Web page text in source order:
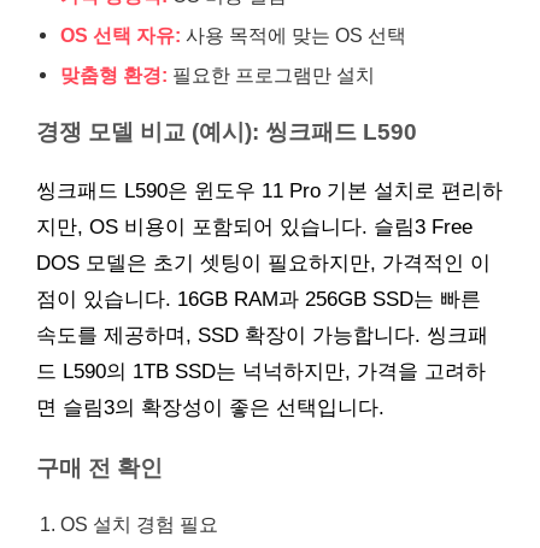
OS 선택 자유: 사용 목적에 맞는 OS 선택
맞춤형 환경: 필요한 프로그램만 설치
경쟁 모델 비교 (예시): 씽크패드 L590
씽크패드 L590은 윈도우 11 Pro 기본 설치로 편리하
지만, OS 비용이 포함되어 있습니다. 슬림3 Free
DOS 모델은 초기 셋팅이 필요하지만, 가격적인 이
점이 있습니다. 16GB RAM과 256GB SSD는 빠른
속도를 제공하며, SSD 확장이 가능합니다. 씽크패
드 L590의 1TB SSD는 넉넉하지만, 가격을 고려하
면 슬림3의 확장성이 좋은 선택입니다.
구매 전 확인
OS 설치 경험 필요